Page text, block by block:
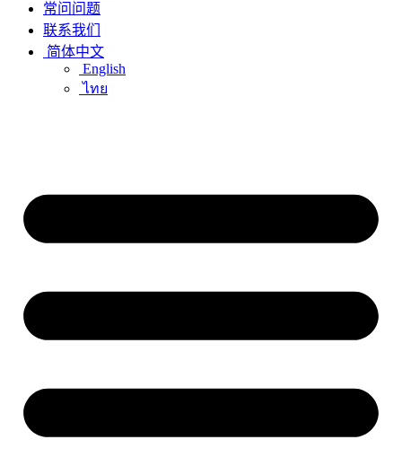
常问问题
联系我们
简体中文
English
ไทย